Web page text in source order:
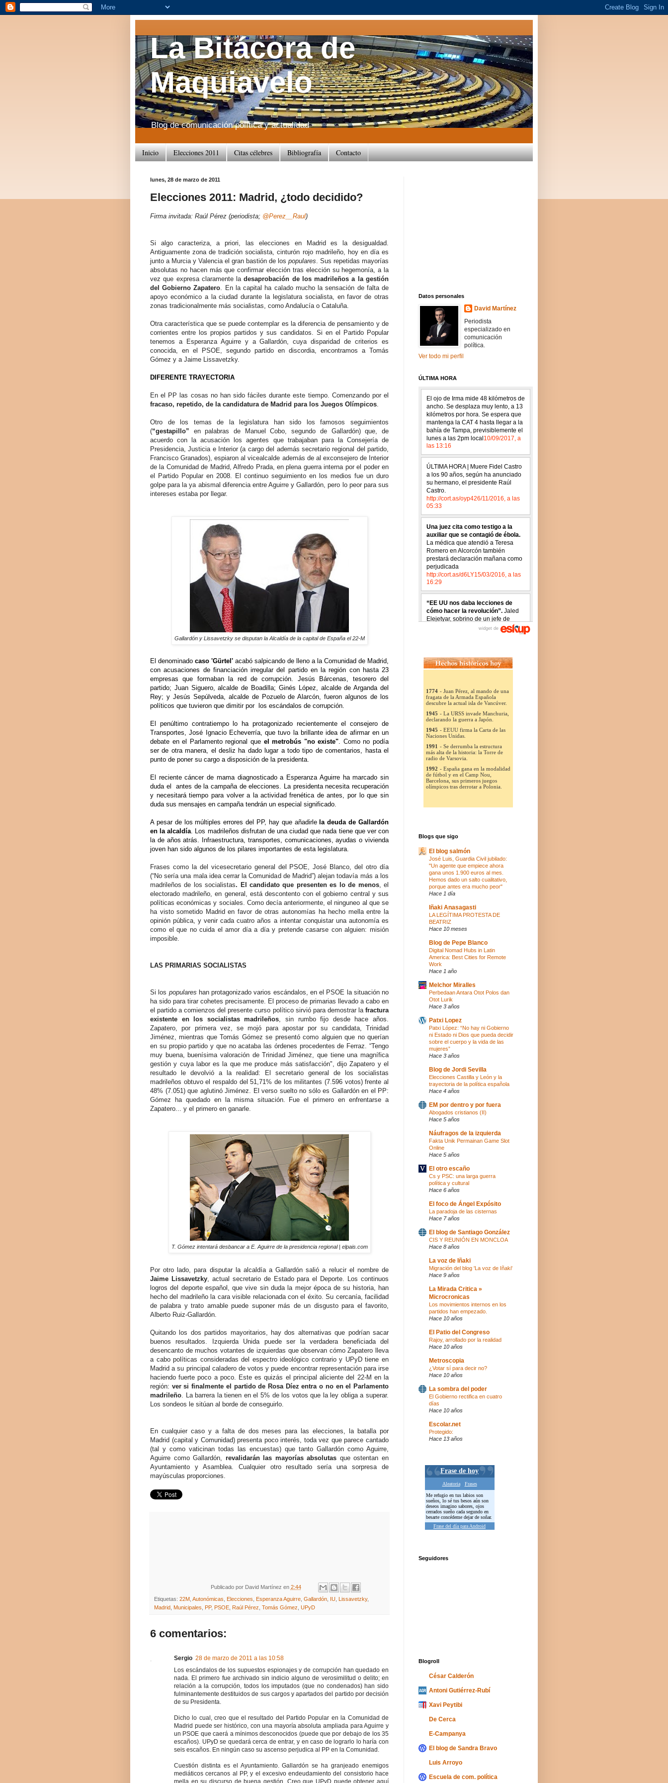
La Bitácora de
Maquiavelo
Blog de comunicación política y actualidad
Inicio Elecciones 2011 Citas célebres Bibliografía Contacto
lunes, 28 de marzo de 2011
Elecciones 2011: Madrid, ¿todo decidido?
Firma invitada: Raúl Pérez (periodista; @Perez__Raul)
Si algo caracteriza, a priori, las elecciones en Madrid es la desigualdad.
Antiguamente zona de tradición socialista, cinturón rojo madrileño, hoy en día es
junto a Murcia y Valencia el gran bastión de los populares . Sus repetidas mayorías
absolutas no hacen más que confirmar elección tras elección su hegemonía, a la
vez que expresa claramente ladesaprobación de los madrileños a la gestión
del Gobierno Zapatero . En la capital ha calado mucho la sensación de falta de
apoyo económico a la ciudad durante la legislatura socialista, en favor de otras
zonas tradicionalmente más socialistas, como Andalucía o Cataluña.
Otra característica que se puede contemplar es la diferencia de pensamiento y de
corrientes entre los propios partidos y sus candidatos. Si en el Partido Popular
tenemos a Esperanza Aguirre y a Gallardón, cuya disparidad de criterios es
conocida, en el PSOE, segundo partido en discordia, encontramos a Tomás
Gómez y a Jaime Lissavetzky.
DIFERENTE TRAYECTORIA
En el PP las cosas no han sido fáciles durante este tiempo. Comenzando por el
fracaso, repetido, de la candidatura de Madrid para los Juegos Olímpicos
Otro de los temas de la legislatura han sido los famosos seguimientos
(“gestapillo” en palabras de Manuel Cobo, segundo de Gallardón) que, de
acuerdo con la acusación los agentes que trabajaban para la Consejería de
Presidencia, Justicia e Interior (a cargo del además secretario regional del partido,
Francisco Granados), espiaron al vicealcalde además de al exconsejero de Interior
de la Comunidad de Madrid, Alfredo Prada, en plena guerra interna por el poder en
el Partido Popular en 2008. El continuo seguimiento en los medios fue un duro
golpe para la ya abismal diferencia entre Aguirre y Gallardón, pero lo peor para sus
intereses estaba por llegar.
Gallardón y Lissavetzky se disputan la Alcaldía de la capital de España el 22-M
El denominado caso 'Gürtel' acabó salpicando de lleno a la Comunidad de Madrid,
con acusaciones de financiación irregular del partido en la región con hasta 23
empresas que formaban la red de corrupción. Jesús Bárcenas, tesorero del
partido; Juan Siguero, alcalde de Boadilla; Ginés López, alcalde de Arganda del
Rey; y Jesús Sepúlveda, alcalde de Pozuelo de Alarcón, fueron algunos de los
políticos que tuvieron que dimitir por los escándalos de corrupción.
El penúltimo contratiempo lo ha protagonizado recientemente el consejero de
Transportes,José Ignacio Echeverría, que tuvo la brillante idea de afirmar en un
debate en el Parlamento regional que el metrobús "no existe". Como no podía
ser de otra manera, el desliz ha dado lugar a todo tipo de comentarios, hasta el
punto de poner su cargo a disposición de la presidenta.
El reciente cáncer de mama diagnosticado a Esperanza Aguirre ha marcado sin
duda el antes de la campaña de elecciones. La presidenta necesita recuperación
y necesitará tiempo para volver a la actividad frenética de antes, por lo que sin
duda sus mensajes en campaña tendrán un especial significado.
A pesar de los múltiples errores del PP, hay que añadirlela deuda de Gallardón
en la alcaldía. Los madrileños disfrutan de una ciudad que nada tiene que ver con
la de años atrás. Infraestructura, transportes, comunicaciones, ayudas o vivienda
joven han sido algunos de los pilares importantes de esta legislatura.
Frases como la del vicesecretario general del PSOE, José Blanco, del otro día
(“No sería una mala idea cerrar la Comunidad de Madrid”) alejan todavía más a los
madrileños de los socialistas. El candidato que presenten es lo de menos, el
electorado madrileño, en general, está descontento con el gobierno central y sus
políticas económicas y sociales. Como decía anteriormente, el ninguneo al que se
ha visto sometido Madrid en favor de otras autonomías ha hecho mella entre la
opinión pública, y venir cada cuatro años a intentar conquistar una autonomía es
como el que no cuida el amor día a día y pretende casarse con alguien: misión
imposible.
LAS PRIMARIAS SOCIALISTAS
Si los populares han protagonizado varios escándalos, en el PSOE la situación no
ha sido para tirar cohetes precisamente. El proceso de primarias llevado a cabo en
el partido a comienzos del presente curso político sirvió para demostrar la fractura
existente en los socialistas madrileños, sin rumbo fijo desde hace años.
Zapatero, por primera vez, se mojó para apostar por su candidata, Trinidad
Jiménez, mientras que Tomás Gómez se presentó como alguien que no querían
en su propio partido y que no acataba las órdenes procedentes de Ferraz. “Tengo
muy buena, buenísima valoración de Trinidad Jiménez, que tiene una magnífica
gestión y cuya labor es la que me produce más satisfacción", dijo Zapatero y el
resultado le devolvió a la realidad: El secretario general de los socialistas
madrileños obtuvo el respaldo del 51,71% de los militantes (7.596 votos) frente al
48% (7.051) que aglutinó Jiménez. El verso suelto no sólo es Gallardón en el PP:
Gómez ha quedado en la misma situación. Fue el primero en enfrentarse a
Zapatero... y el primero en ganarle.
T. Gómez intentará desbancar a E. Aguirre de la presidencia regional | elpais.com
Por otro lado, para disputar la alcaldía a Gallardón salió a relucir el nombre de
Jaime Lissavetzky, actual secretario de Estado para el Deporte. Los continuos
logros del deporte español, que vive sin duda la mejor época de su historia, han
hecho del madrileño la cara visible relacionada con el éxito. Su cercanía, facilidad
de palabra y trato amable puede suponer más de un disgusto para el favorito,
Alberto Ruiz-Gallardón.
Quitando los dos partidos mayoritarios, hay dos alternativas que podrían sacar
buenos resultados. Izquierda Unida puede ser la verdadera beneficiada del
desencanto de muchos votantes de izquierdas que observan cómo Zapatero lleva
a cabo políticas consideradas del espectro ideológico contrario y UPyD tiene en
Madrid a su principal caladero de votos y puede encontrar representación para irse
haciendo fuerte poco a poco. Este es quizás el principal aliciente del 22-M en la
región: ver si finalmente el partido de Rosa Díez entra o no en el Parlamento
madrileño. La barrera la tienen en el 5% de los votos que la ley obliga a superar.
Los sondeos le sitúan al borde de conseguirlo.
En cualquier caso y a falta de dos meses para las elecciones, la batalla por
Madrid (capital y Comunidad) presenta poco interés, toda vez que parece cantado
(tal y como vaticinan todas las encuestas) que tanto Gallardón como Aguirre,
Aguirre como Gallardón, revalidarán las mayorías absolutas que ostentan en
Ayuntamiento y Asamblea. Cualquier otro resultado sería una sorpresa de
mayúsculas proporciones.
Publicado por David Martínez en 2:44
Etiquetas: 22M Autonómicas Elecciones Esperanza Aguirre Gallardón IU Lissavetzky,
Madrid
Municipales PP, PSOE Raúl Pérez Tomás Gómez UPyD
6 comentarios:
Sergio 28 de marzo de 2011 a las 10:58
Los escándalos de los supuestos espionajes y de corrupción han quedado en
nada. El primero fue archivado sin indicio alguno de verosimilitud o delito; en
relación a la corrupción, todos los imputados (que no condenados) han sido
fulminantemente destituidos de sus cargos y apartados del partido por decisión
de su Presidenta.
Dicho lo cual, creo que el resultado del Partido Popular en la Comunidad de
Madrid puede ser histórico, con una mayoría absoluta ampliada para Aguirre y
un PSOE que caerá a mínimos desconocidos (puede que por debajo de los 35
escaños). UPyD se quedará cerca de entrar, y en caso de lograrlo lo haría con
seis escaños. En ningún caso su ascenso perjudica al PP en la Comunidad.
Cuestión distinta es el Ayuntamiento. Gallardón se ha granjeado enemigos
mediáticos cercanos al PP, y el excesivo endeudamiento del consistorio hace
Datos personales
David Martínez
Periodista
especializado en
comunicación
política.
Ver todo mi perfil
ÚLTIMA HORA
Blogs que sigo
El blog salmón
José Luis, Guardia Civil jubilado:
"Un agente que empiece ahora
gana unos 1.900 euros al mes.
Hemos dado un salto cualitativo,
porque antes era mucho peor"
Hace 1 día
Iñaki Anasagasti
LA LEGÍTIMA PROTESTA DE
BEATRIZ
Hace 10 meses
Blog de Pepe Blanco
Digital Nomad Hubs in Latin
America: Best Cities for Remote
Work
Hace 1 año
Melchor Miralles
Perbedaan Antara Otot Polos dan
Otot Lurik
Hace 3 años
Patxi Lopez
Patxi López: “No hay ni Gobierno
ni Estado ni Dios que pueda decidir
sobre el cuerpo y la vida de las
mujeres”
Hace 3 años
Blog de Jordi Sevilla
Elecciones Castilla y León y la
trayectoria de la política española
Hace 4 años
EM por dentro y por fuera
Abogados cristianos (II)
Hace 5 años
Náufragos de la izquierda
Fakta Unik Permainan Game Slot
Online
Hace 5 años
El otro escaño
Cs y PSC: una larga guerra
política y cultural
Hace 6 años
El foco de Ángel Expósito
La paradoja de las cisternas
Hace 7 años
El blog de Santiago González
CIS Y REUNIÓN EN MONCLOA
Hace 8 años
La voz de Iñaki
Migración del blog 'La voz de Iñaki'
Hace 9 años
La Mirada Critica »
Microcronicas
Los movimientos internos en los
partidos han empezado.
Hace 10 años
El Patio del Congreso
Rajoy, arrollado por la realidad
Hace 10 años
Metroscopia
¿Votar sí para decir no?
Hace 10 años
La sombra del poder
El Gobierno rectifica en cuatro
días
Hace 10 años
Escolar.net
Protegido:
Hace 13 años
Seguidores
Blogroll
César Calderón
Antoni Gutiérrez-Rubí
Xavi Peytibi
De Cerca
E-Campanya
El blog de Sandra Bravo
Luis Arroyo
Escuela de com. política